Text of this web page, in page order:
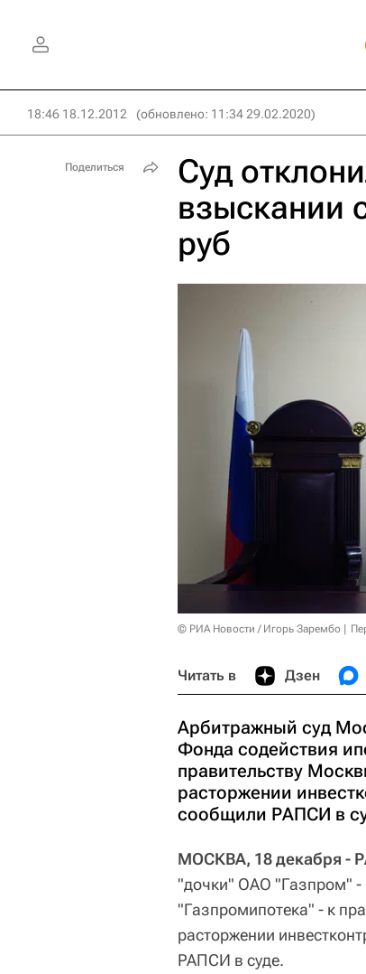
18:46 18.12.2012 (обновлено: 11:34 29.02.2020)
Суд
взыскании
руб
© РИА Новости / Игорь Зарембо
Читать в Дзен
Арбитражный суд
Фонда содействия
правительству
расторжении
сообщили РАПСИ в
МОСКВА, 18 декабря -
"дочки" ОАО "Газпром" -
"Газпромипотека" - к
расторжении
РАПСИ в суде.
Поделиться